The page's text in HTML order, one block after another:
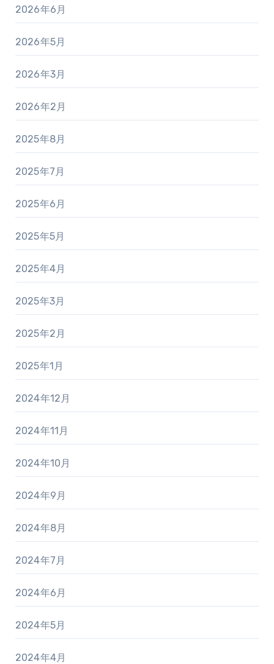
2026年6月
2026年5月
2026年3月
2026年2月
2025年8月
2025年7月
2025年6月
2025年5月
2025年4月
2025年3月
2025年2月
2025年1月
2024年12月
2024年11月
2024年10月
2024年9月
2024年8月
2024年7月
2024年6月
2024年5月
2024年4月